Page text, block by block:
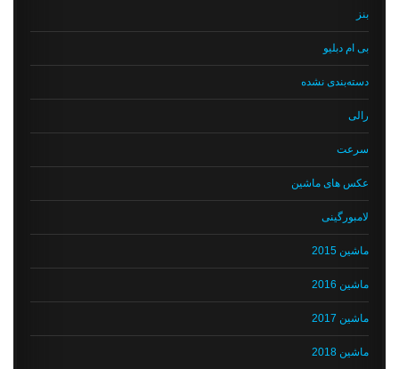
بی ام دبلیو
دسته‌بندی نشده
رالی
سرعت
عکس های ماشین
لامبورگینی
ماشین 2015
ماشین 2016
ماشین 2017
ماشین 2018